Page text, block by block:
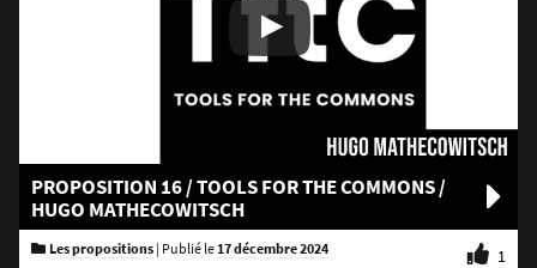
PROPOSITION 16 / TOOLS FOR THE COMMONS /
HUGO MATHECOWITSCH
Les propositions | Publié le17 décembre 2024 1